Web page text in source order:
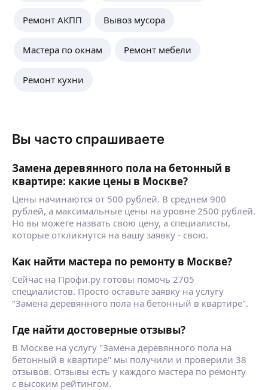
Ремонт АКПП Вывоз мусора
Мастера по окнам Ремонт мебели
Ремонт кухни
Вы часто спрашиваете
Замена деревянного пола на бетонный в
квартире: какие цены в Москве?
Цены начинаются от 500 рублей. В среднем 900
рублей, а максимальные цены на уровне 2500 рублей.
Но вы можете назвать свою цену, а специалисты,
которые откликнутся на вашу заявку - свою.
Как найти мастера по ремонту в Москве?
Сейчас на Профи.ру готовы помочь 2705
специалистов. Просто оставьте заявку на услугу
"Замена деревянного пола на бетонный в квартире".
Где найти достоверные отзывы?
В Москве на услугу "Замена деревянного пола на
бетонный в квартире" мы получили и проверили 38
отзывов. Отзывы есть у каждого мастера по ремонту
с высоким рейтингом.